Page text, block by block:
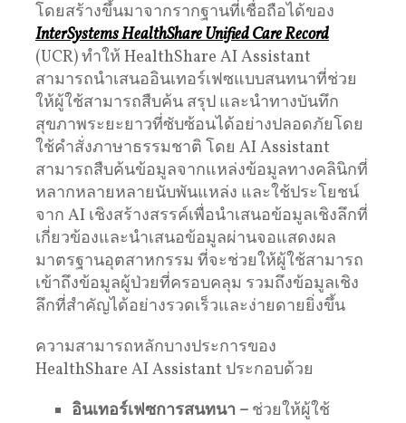
โดยสร้างขึ้นมาจากรากฐานที่เชื่อถือได้ของ
InterSystems HealthShare Unified Care Record
(UCR) ทำให้ HealthShare AI Assistant
สามารถนำเสนออินเทอร์เฟซแบบสนทนาที่ช่วย
ให้ผู้ใช้สามารถสืบค้น สรุป และนำทางบันทึก
สุขภาพระยะยาวที่ซับซ้อนได้อย่างปลอดภัยโดย
ใช้คำสั่งภาษาธรรมชาติ โดย AI Assistant
สามารถสืบค้นข้อมูลจากแหล่งข้อมูลทางคลินิกที่
หลากหลายหลายนับพันแหล่ง และใช้ประโยชน์
จาก AI เชิงสร้างสรรค์เพื่อนำเสนอข้อมูลเชิงลึกที่
เกี่ยวข้องและนำเสนอข้อมูลผ่านจอแสดงผล
มาตรฐานอุตสาหกรรม ที่จะช่วยให้ผู้ใช้สามารถ
เข้าถึงข้อมูลผู้ป่วยที่ครอบคลุม รวมถึงข้อมูลเชิง
ลึกที่สำคัญได้อย่างรวดเร็วและง่ายดายยิ่งขึ้น
ความสามารถหลักบางประการของ
HealthShare AI Assistant ประกอบด้วย
อินเทอร์เฟซการสนทนา – ช่วยให้ผู้ใช้